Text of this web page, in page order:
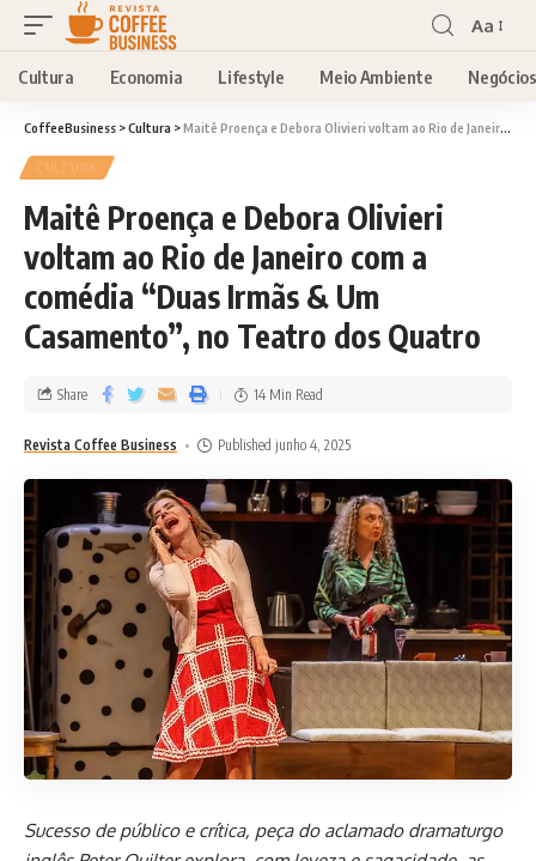
Aa
Cultura Economia Lifestyle Meio Ambiente Negócios
CoffeeBusiness >Cultura >Maitê Proença e Debora Olivieri voltam ao Rio de Janeiro com a comédia “Duas Irmãs & Um Casamento”, no Teatro dos Quatro
CULTURA
Maitê Proença e Debora Olivieri
voltam ao Rio de Janeiro com a
comédia “Duas Irmãs & Um
Casamento”, no Teatro dos Quatro
Revista Coffee Business Published junho 4, 2025
Share 14 Min Read
Sucesso de público e crítica, peça do aclamado dramaturgo